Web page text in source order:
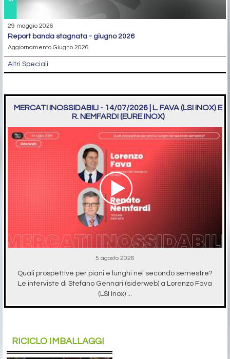
29 maggio 2026
report banda stagnata - giugno 2026
Aggiornamento Giugno 2026
Altri Speciali
MERCATI INOSSIDABILI - 14/07/2026 | L. FAVA (LSI INOX) E
R. NEMFARDI (EURE INOX)
5 agosto 2026
Quali prospettive per piani e lunghi nel secondo semestre?
Le interviste di Stefano Gennari (siderweb) a Lorenzo Fava
(LSI Inox) ...
RICICLO IMBALLAGGI